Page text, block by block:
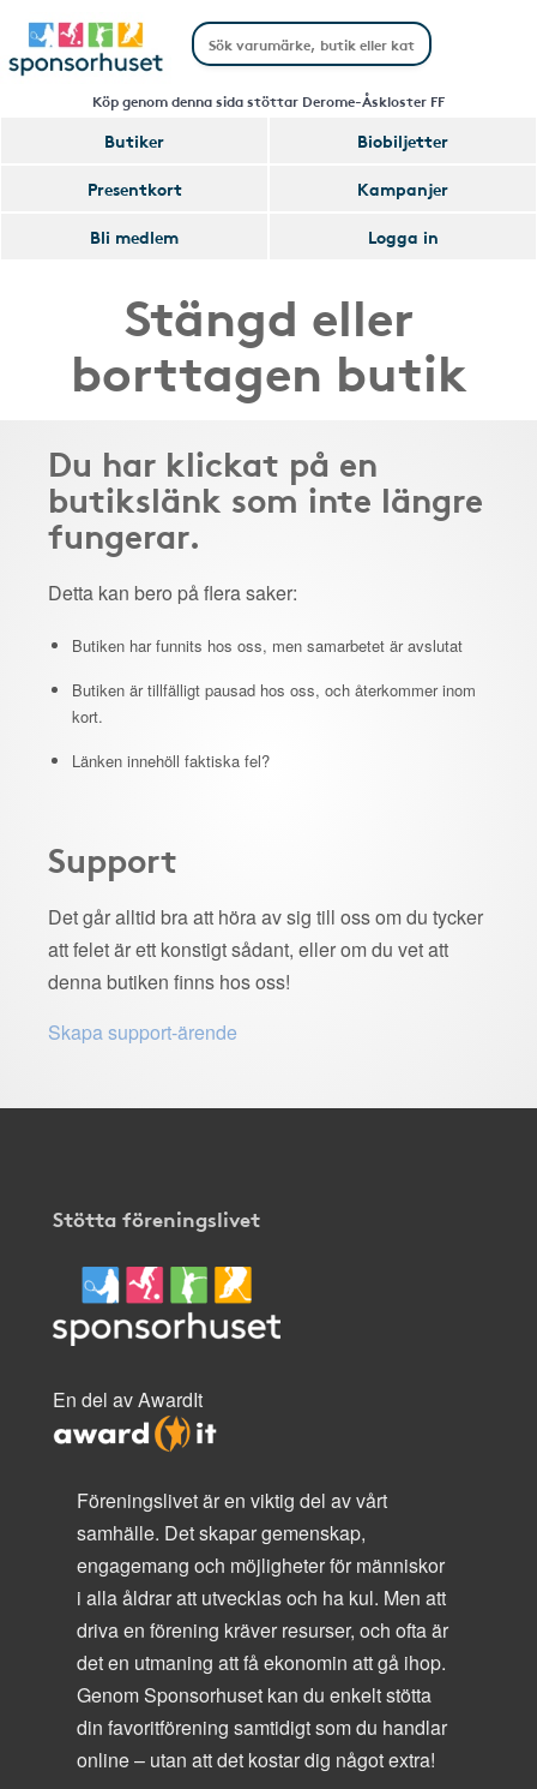
Köp genom denna sida stöttar Derome-Åskloster FF
Butiker
Biobiljetter
Presentkort
Kampanjer
Bli medlem
Logga in
Stängd eller
borttagen butik
Du har klickat på en
butikslänk som inte längre
fungerar.
Detta kan bero på flera saker:
Butiken har funnits hos oss, men samarbetet är avslutat
Butiken är tillfälligt pausad hos oss, och återkommer inom
kort.
Länken innehöll faktiska fel?
Support
Det går alltid bra att höra av sig till oss om du tycker
att felet är ett konstigt sådant, eller om du vet att
denna butiken finns hos oss!
Skapa support-ärende
Stötta föreningslivet
En del av AwardIt
Föreningslivet är en viktig del av vårt
samhälle. Det skapar gemenskap,
engagemang och möjligheter för människor
i alla åldrar att utvecklas och ha kul. Men att
driva en förening kräver resurser, och ofta är
det en utmaning att få ekonomin att gå ihop.
Genom Sponsorhuset kan du enkelt stötta
din favoritförening samtidigt som du handlar
online – utan att det kostar dig något extra!